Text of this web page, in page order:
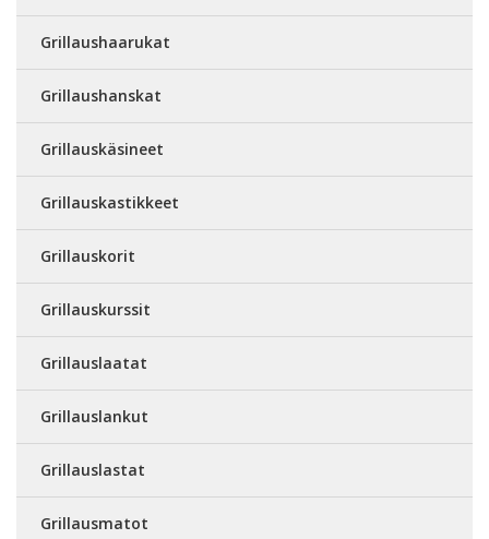
Grillaushaarukat
Grillaushanskat
Grillauskäsineet
Grillauskastikkeet
Grillauskorit
Grillauskurssit
Grillauslaatat
Grillauslankut
Grillauslastat
Grillausmatot